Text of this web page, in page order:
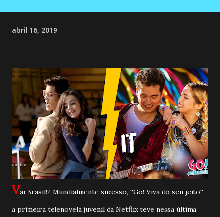
abril 16, 2019
Vai Brasil!? Mundialmente sucesso, ''Go! Viva do seu jeito'',
a primeira telenovela juvenil da Netflix teve nessa última